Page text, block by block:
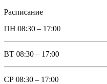
Расписание
ПН 08:30 – 17:00
ВТ 08:30 – 17:00
СР 08:30 – 17:00